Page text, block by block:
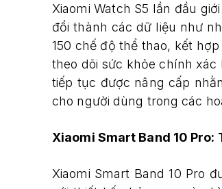
Xiaomi Watch S5 lần đầu
đổi thành các dữ liệu như
150 chế độ thể thao, kết
theo dõi sức khỏe chính xác
tiếp tục được nâng cấp
cho người dùng trong các
Xiaomi Smart Band 10
Xiaomi Smart Band 10 Pro